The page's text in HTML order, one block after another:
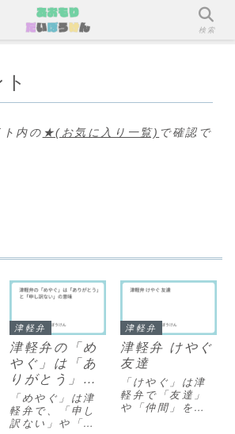
内の ★(お気に入り一覧) で確認で
津軽弁
津軽弁の「め
やぐ」は「あ
りがとう」と
「申し訳な
い」の意味
「めやぐ」は津
軽弁で、「申し
訳ない」や「迷
津軽弁
津軽弁 けやぐ
友達
「けやぐ」は津
軽弁で「友達」
や「仲間」を意
検索